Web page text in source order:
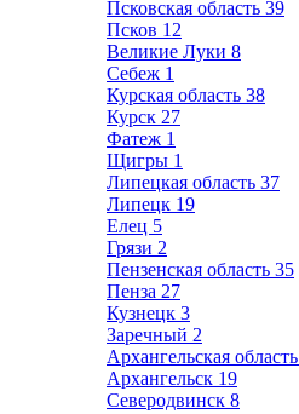
Псковская область 39
Псков 12
Великие Луки 8
Себеж 1
Курская область 38
Курск 27
Фатеж 1
Щигры 1
Липецкая область 37
Липецк 19
Елец 5
Грязи 2
Пензенская область 35
Пенза 27
Кузнецк 3
Заречный 2
Архангельская область
Архангельск 19
Северодвинск 8